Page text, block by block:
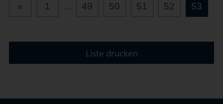
« 1 ... 49 50 51 52 53
Liste drucken